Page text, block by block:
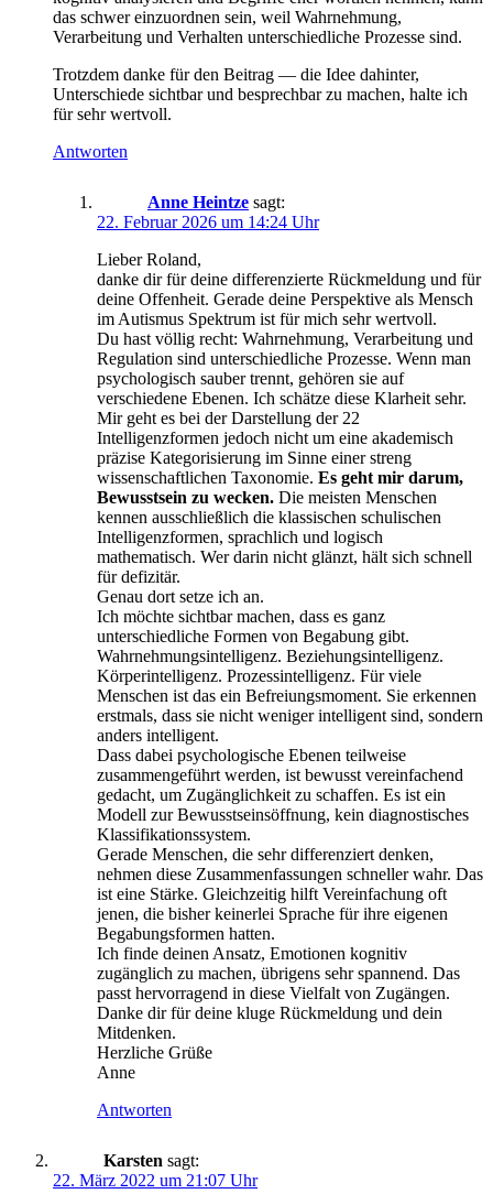
das schwer einzuordnen sein, weil Wahrnehmung,
Verarbeitung und Verhalten unterschiedliche Prozesse sind.
Trotzdem danke für den Beitrag — die Idee dahinter,
Unterschiede sichtbar und besprechbar zu machen, halte ich
für sehr wertvoll.
Antworten
Anne Heintze sagt:
22. Februar 2026 um 14:24 Uhr
Lieber Roland,
danke dir für deine differenzierte Rückmeldung und für
deine Offenheit. Gerade deine Perspektive als Mensch
im Autismus Spektrum ist für mich sehr wertvoll.
Du hast völlig recht: Wahrnehmung, Verarbeitung und
Regulation sind unterschiedliche Prozesse. Wenn man
psychologisch sauber trennt, gehören sie auf
verschiedene Ebenen. Ich schätze diese Klarheit sehr.
Mir geht es bei der Darstellung der 22
Intelligenzformen jedoch nicht um eine akademisch
präzise Kategorisierung im Sinne einer streng
wissenschaftlichen Taxonomie. Es geht mir darum,
Bewusstsein zu wecken. Die meisten Menschen
kennen ausschließlich die klassischen schulischen
Intelligenzformen, sprachlich und logisch
mathematisch. Wer darin nicht glänzt, hält sich schnell
für defizitär.
Genau dort setze ich an.
Ich möchte sichtbar machen, dass es ganz
unterschiedliche Formen von Begabung gibt.
Wahrnehmungsintelligenz. Beziehungsintelligenz.
Körperintelligenz. Prozessintelligenz. Für viele
Menschen ist das ein Befreiungsmoment. Sie erkennen
erstmals, dass sie nicht weniger intelligent sind, sondern
anders intelligent.
Dass dabei psychologische Ebenen teilweise
zusammengeführt werden, ist bewusst vereinfachend
gedacht, um Zugänglichkeit zu schaffen. Es ist ein
Modell zur Bewusstseinsöffnung, kein diagnostisches
Klassifikationssystem.
Gerade Menschen, die sehr differenziert denken,
nehmen diese Zusammenfassungen schneller wahr. Das
ist eine Stärke. Gleichzeitig hilft Vereinfachung oft
jenen, die bisher keinerlei Sprache für ihre eigenen
Begabungsformen hatten.
Ich finde deinen Ansatz, Emotionen kognitiv
zugänglich zu machen, übrigens sehr spannend. Das
passt hervorragend in diese Vielfalt von Zugängen.
Danke dir für deine kluge Rückmeldung und dein
Mitdenken.
Herzliche Grüße
Anne
Antworten
Karsten sagt:
22. März 2022 um 21:07 Uhr